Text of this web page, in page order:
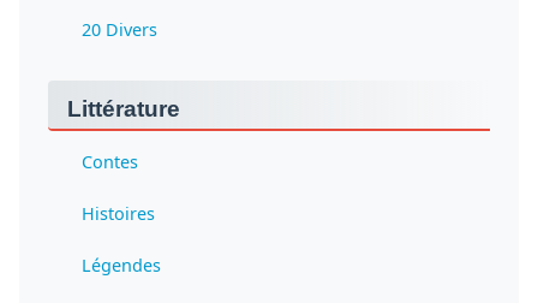
20 Divers
Littérature
Contes
Histoires
Légendes